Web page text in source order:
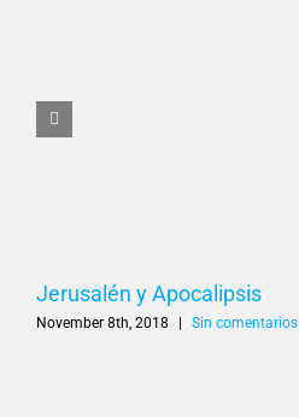
Jerusalén y Apocalipsis
November 8th, 2018 Sin comentarios